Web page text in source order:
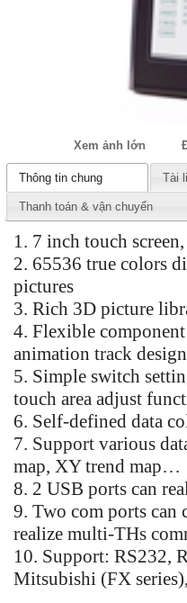
Xem ảnh lớn
Thông tin chung Tài
Thanh toán & vận chuyển
1. 7 inch touch
2. 65536 true colors
pictures
3. Rich 3D picture
4. Flexible
animation track design
5. Simple switch
touch area adjust
6. Self-defined data
7. Support various
map, XY trend map…
8. 2 USB ports can
9. Two com ports can
realize multi-THs
10. Support: RS232,
Mitsubishi (FX